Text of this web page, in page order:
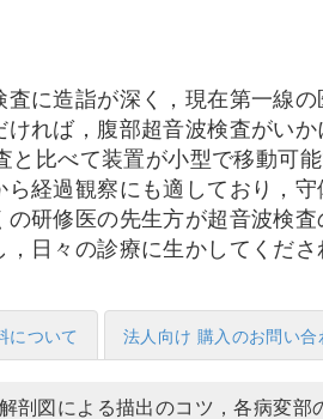
に造詣が深く，現在第一線
れば，腹部超音波検査がい
と比べて装置が小型で移動可
経過観察にも適しており，
研修医の先生方が超音波検
日々の診療に生かしてくださ
について 法人向け 購入のお問い合
剖図による描出のコツ，各病変